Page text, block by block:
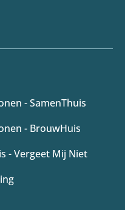
- SamenThuis
- BrouwHuis
- Vergeet Mij Niet